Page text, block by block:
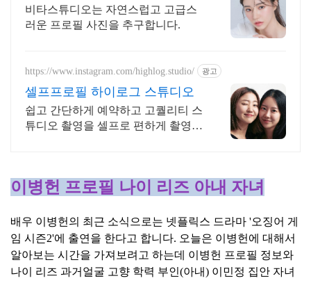
당일 1:1 사진수정
비타스튜디오는 자연스럽고 고급스
러운 프로필 사진을 추구합니다.
https://www.instagram.com/highlog.studio/ 광고
셀프프로필 하이로그 스튜디오
쉽고 간단하게 예약하고 고퀄리티 스
튜디오 촬영을 셀프로 편하게 촬영하
이병헌 프로필 나이 리즈 아내 자녀
배우 이병헌의 최근 소식으로는 넷플릭스 드라마 '오징어 게
임 시즌2'에 출연을 한다고 합니다. 오늘은 이병헌에 대해서
알아보는 시간을 가져보려고 하는데 이병헌 프로필 정보와
나이 리즈 과거얼굴 고향 학력 부인(아내) 이민정 집안 자녀